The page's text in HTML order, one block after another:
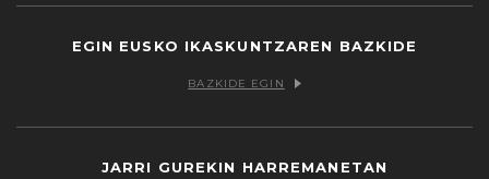
EGIN EUSKO IKASKUNTZAREN BAZKIDE
BAZKIDE EGIN
JARRI GUREKIN HARREMANETAN